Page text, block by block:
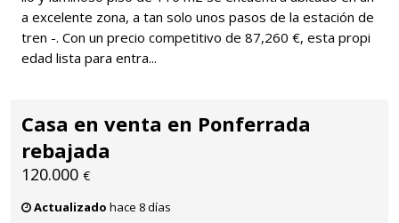
a excelente zona, a tan solo unos pasos de la estación de
tren -. Con un precio competitivo de 87,260 €, esta propi
edad lista para entra...
Casa en venta en Ponferrada
rebajada
120.000 €
Actualizado hace 8 días